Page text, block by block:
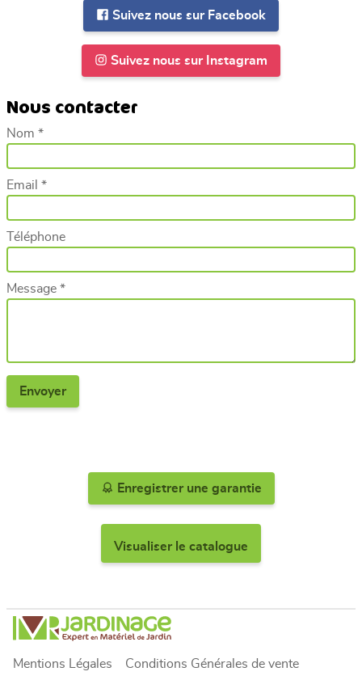
Suivez nous sur Facebook
Suivez nous sur Instagram
Nous contacter
Nom *
Email *
Téléphone
Message *
Enregistrer une garantie
Visualiser le catalogue
Mentions Légales Conditions Générales de vente